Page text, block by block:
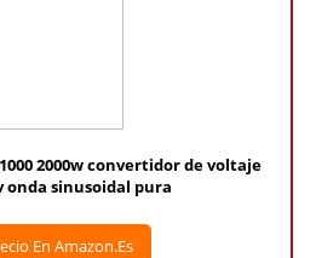
2000w convertidor de voltaje
onda sinusoidal pura
En Amazon.es